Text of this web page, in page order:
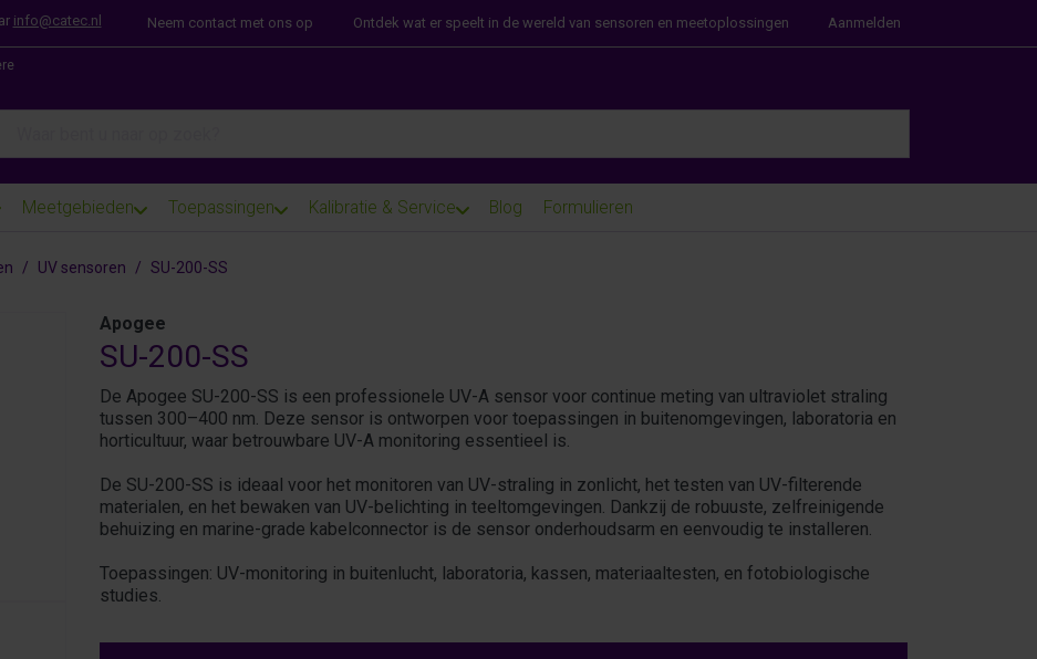
info@catec.nl Neem contact met ons op Ontdek wat er speelt in de wereld van sensoren en meetoplossingen Aanmelden
Meetgebieden Toepassingen Kalibratie & Service Blog Formulieren
UV sensoren SU-200-SS
Apogee
SU-200-SS
De Apogee SU-200-SS is een professionele UV-A sensor voor continue meting van ultraviolet straling
tussen 300–400 nm. Deze sensor is ontworpen voor toepassingen in buitenomgevingen, laboratoria en
horticultuur, waar betrouwbare UV-A monitoring essentieel is.
De SU-200-SS is ideaal voor het monitoren van UV-straling in zonlicht, het testen van UV-filterende
materialen, en het bewaken van UV-belichting in teeltomgevingen. Dankzij de robuuste, zelfreinigende
behuizing en marine-grade kabelconnector is de sensor onderhoudsarm en eenvoudig te installeren.
Toepassingen: UV-monitoring in buitenlucht, laboratoria, kassen, materiaaltesten, en fotobiologische
studies.